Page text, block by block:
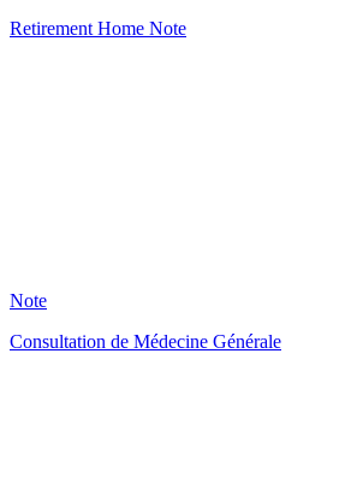
Retirement Home Note
Note
Consultation de Médecine Générale